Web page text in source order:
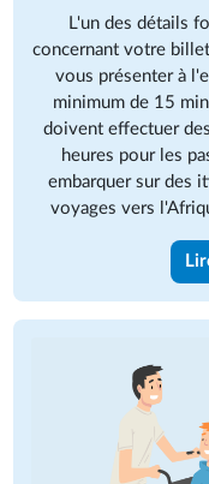
L'un des détails
concernant votre
vous présenter à
minimum de 15
doivent effectuer
heures pour les
embarquer sur des
voyages vers